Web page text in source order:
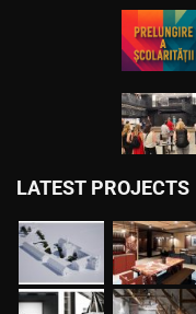
LATEST PROJECTS